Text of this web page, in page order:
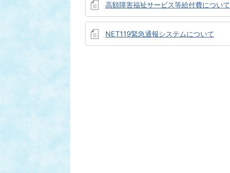
高額障害福祉サービス等給付費について
NET119緊急通報システムについて